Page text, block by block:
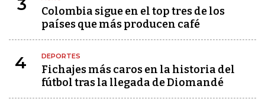
3
Colombia sigue en el top tres de los
países que más producen café
4 DEPORTES
Fichajes más caros en la historia del
fútbol tras la llegada de Diomandé